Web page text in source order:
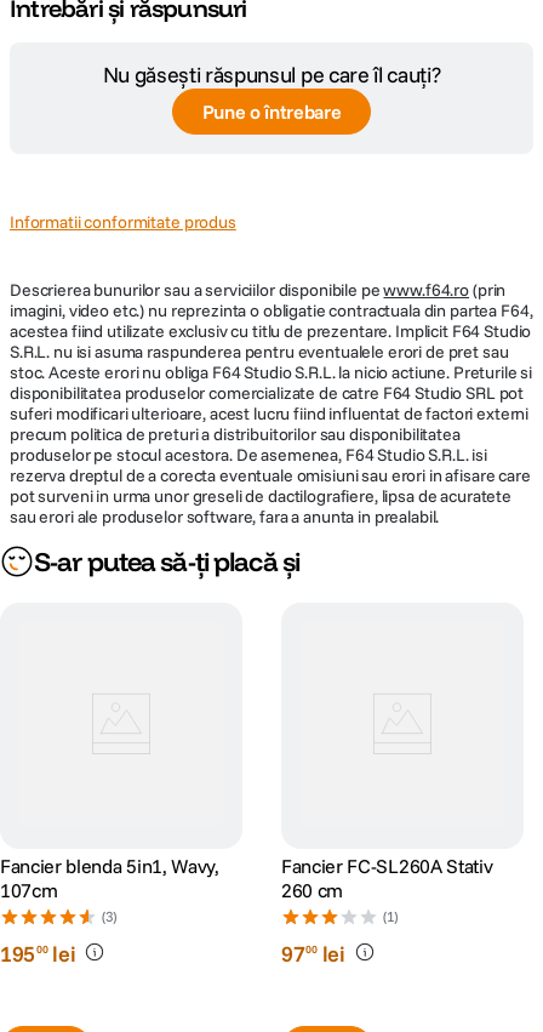
Întrebări și răspunsuri
Nu găsești răspunsul pe care îl cauți?
Pune o întrebare
Informatii conformitate produs
Descrierea bunurilor sau a serviciilor disponibile pewww.f64.ro(prin
imagini, video etc.) nu reprezinta o obligatie contractuala din partea F64,
acestea fiind utilizate exclusiv cu titlu de prezentare. Implicit F64 Studio
S.R.L. nu isi asuma raspunderea pentru eventualele erori de pret sau
stoc. Aceste erori nu obliga F64 Studio S.R.L. la nicio actiune. Preturile si
disponibilitatea produselor comercializate de catre F64 Studio SRL pot
suferi modificari ulterioare, acest lucru fiind influentat de factori externi
precum politica de preturi a distribuitorilor sau disponibilitatea
produselor pe stocul acestora. De asemenea, F64 Studio S.R.L. isi
rezerva dreptul de a corecta eventuale omisiuni sau erori in afisare care
pot surveni in urma unor greseli de dactilografiere, lipsa de acuratete
sau erori ale produselor software, fara a anunta in prealabil.
S-ar putea să-ți placă și
Fancier blenda 5in1, Wavy,
107cm
(3)
19500 lei
Fancier FC-SL260A Stativ
260 cm
(1)
9700 lei